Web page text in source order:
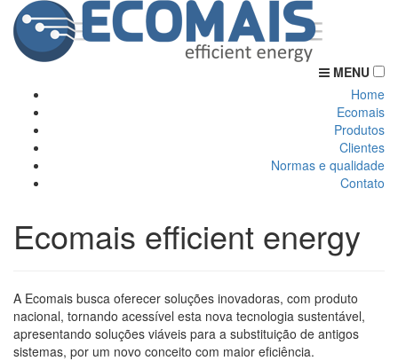
MENU
Home
Ecomais
Produtos
Clientes
Normas e qualidade
Contato
Ecomais efficient energy
A Ecomais busca oferecer soluções inovadoras, com produto
nacional, tornando acessível esta nova tecnologia sustentável,
apresentando soluções viáveis para a substituição de antigos
sistemas, por um novo conceito com maior eficiência.